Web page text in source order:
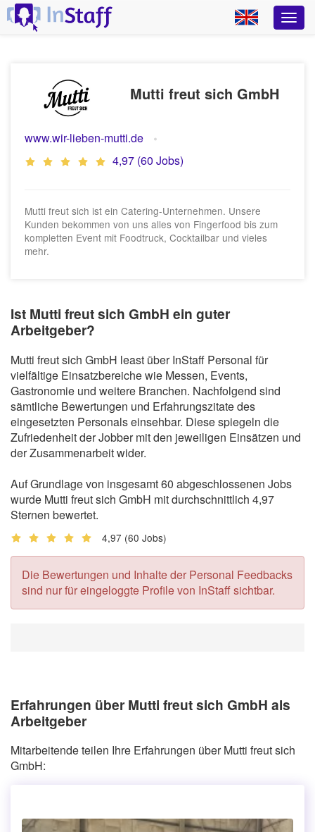
Mutti freut sich GmbH
www.wir-lieben-mutti.de
4,97 (60 Jobs)
Mutti freut sich ist ein Catering-Unternehmen. Unsere
Kunden bekommen von uns alles von Fingerfood bis zum
kompletten Event mit Foodtruck, Cocktailbar und vieles
mehr.
Ist Mutti freut sich GmbH ein guter
Arbeitgeber?
Mutti freut sich GmbH least über InStaff Personal für
vielfältige Einsatzbereiche wie Messen, Events,
Gastronomie und weitere Branchen. Nachfolgend sind
sämtliche Bewertungen und Erfahrungszitate des
eingesetzten Personals einsehbar. Diese spiegeln die
Zufriedenheit der Jobber mit den jeweiligen Einsätzen und
der Zusammenarbeit wider.
Auf Grundlage von insgesamt 60 abgeschlossenen Jobs
wurde Mutti freut sich GmbH mit durchschnittlich 4,97
Sternen bewertet.
4,97 (60 Jobs)
Die Bewertungen und Inhalte der Personal Feedbacks
sind nur für eingeloggte Profile von InStaff sichtbar.
Erfahrungen über Mutti freut sich GmbH als
Arbeitgeber
Mitarbeitende teilen Ihre Erfahrungen über Mutti freut sich
GmbH: